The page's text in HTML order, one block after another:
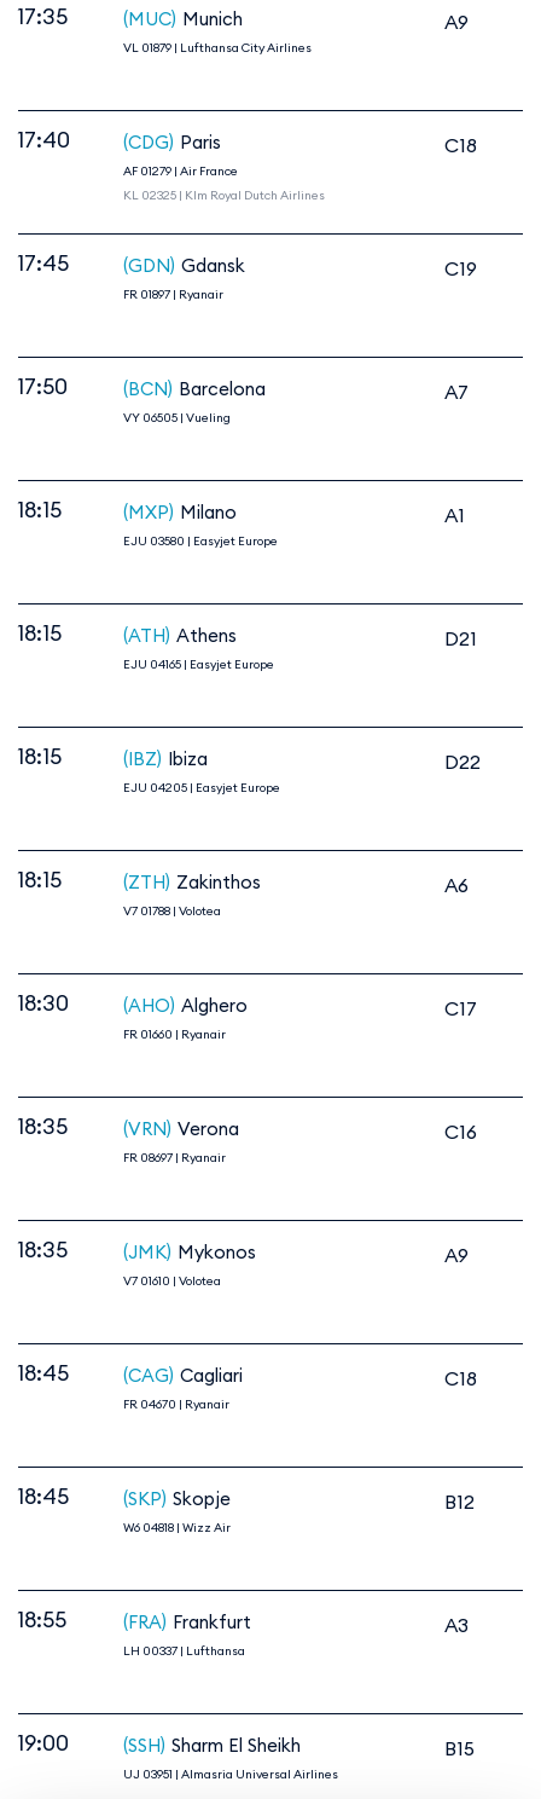
17:35 (MUC) Munich
VL 01879 | Lufthansa City Airlines
A9
17:40 (CDG) Paris
AF 01279 | Air France
KL 02325 | Klm Royal Dutch Airlines
C18
17:45 (GDN) Gdansk
FR 01897 | Ryanair
C19
17:50 (BCN) Barcelona
VY 06505 | Vueling
A7
18:15 (MXP) Milano
EJU 03580 | Easyjet Europe
A1
18:15 (ATH) Athens
EJU 04165 | Easyjet Europe
D21
18:15 (IBZ) Ibiza
EJU 04205 | Easyjet Europe
D22
18:15 (ZTH) Zakinthos
V7 01788 | Volotea
A6
18:30 (AHO) Alghero
FR 01660 | Ryanair
C17
18:35 (VRN) Verona
FR 08697 | Ryanair
C16
18:35 (JMK) Mykonos
V7 01610 | Volotea
A9
18:45 (CAG) Cagliari
FR 04670 | Ryanair
C18
18:45 (SKP) Skopje
W6 04818 | Wizz Air
B12
18:55 (FRA) Frankfurt
LH 00337 | Lufthansa
A3
19:00 (SSH) Sharm El Sheikh
UJ 03951 | Almasria Universal Airlines
B15